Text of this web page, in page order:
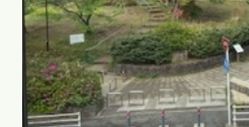
予約
優先
045-825-5454